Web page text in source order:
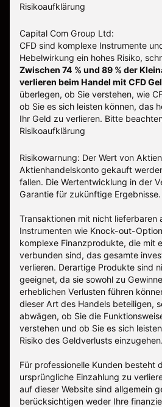
Risikoaufklärung
Capital Com Group Ltd:
CFD sind komplexe Instrumente
Hebelwirkung ein hohes Risiko,
Zwischen 74 % und 89 % der
verlieren beim Handel mit CFD
überlegen, ob Sie verstehen, wie
ob Sie es sich leisten können, das
Ihr Geld zu verlieren. Bitte
Risikoaufklärung
Risikowarnung: Der Wert von
Aktienhandelskonto gekauft
fallen. Die Wertentwicklung in der
Garantie für zukünftige Ergebnisse.
Transaktionen mit nicht lieferbaren
Instrumenten wie Knock-out-
komplexe Finanzprodukte, die mit
verbunden sind, das gesamte
verlieren. Derartige Produkte sind
geeignet, da sie sowohl zu
erheblichen Verlusten führen
dieser Art des Handels beteiligen,
abwägen, ob Sie die
verstehen und ob Sie es sich
Risiko des Geldverlusts einzugehen.
Für professionelle Kunden besteht
ursprüngliche Einzahlung zu
auf dieser Website sind allgemein
berücksichtigen weder Ihre